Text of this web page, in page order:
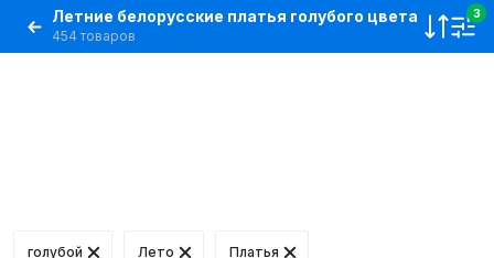
Летние белорусские платья голубого цвета
454 товаров
3
голубой Лето Платья